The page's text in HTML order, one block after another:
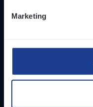
Marketing
Duur­zaam­heid
Part­ner­ships